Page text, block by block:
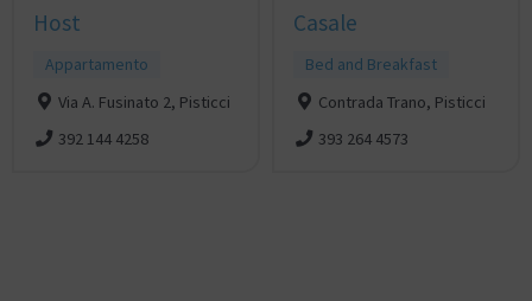
Host
Appartamento
Via A. Fusinato 2, Pisticci
392 144 4258
Casale
Bed and Breakfast
Contrada Trano, Pisticci
393 264 4573